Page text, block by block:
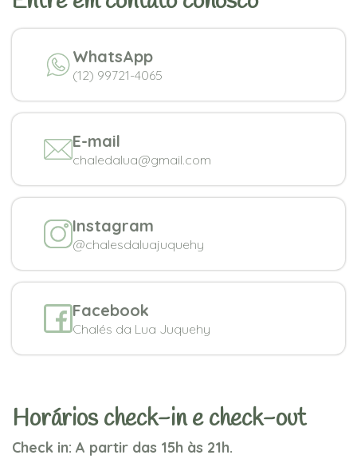
WhatsApp
(12) 99721-4065
E-mail
chaledalua@gmail.com
Instagram
@chalesdaluajuquehy
Facebook
Chalés da Lua Juquehy
Horários check-in e check-out
Check in: A partir das 15h às 21h.